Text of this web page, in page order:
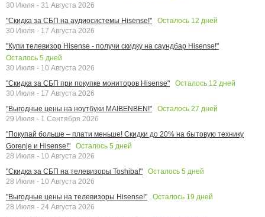
30 Июля - 31 Августа 2026
"Скидка за СБП на аудиосистемы Hisense!"
Осталось 12 дней
30 Июля - 17 Августа 2026
"Купи телевизор Hisense - получи скидку на саундбар Hisense!"
Осталось 5 дней
30 Июля - 10 Августа 2026
"Скидка за СБП при покупке мониторов Hisense"
Осталось 12 дней
30 Июля - 17 Августа 2026
"Выгодные цены на ноутбуки MAIBENBEN!"
Осталось 27 дней
29 Июля - 1 Сентября 2026
"Покупай больше – плати меньше! Скидки до 20% на бытовую технику
Gorenje и Hisense!"
Осталось 5 дней
28 Июля - 10 Августа 2026
"Скидка за СБП на телевизоры Toshiba!"
Осталось 5 дней
28 Июля - 10 Августа 2026
"Выгодные цены на телевизоры Hisense!"
Осталось 19 дней
28 Июля - 24 Августа 2026